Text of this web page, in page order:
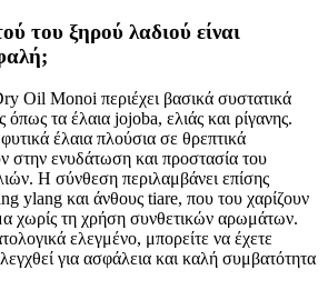
του ξηρού λαδιού είναι
Oil Monoi περιέχει βασικά συστατικά
όπως τα έλαια jojoba, ελιάς και ρίγανης.
έλαια πλούσια σε θρεπτικά
στην ενυδάτωση και προστασία του
Η σύνθεση περιλαμβάνει επίσης
ylang και άνθους tiare, που του χαρίζουν
χωρίς τη χρήση συνθετικών αρωμάτων.
ελεγμένο, μπορείτε να έχετε
για ασφάλεια και καλή συμβατότητα